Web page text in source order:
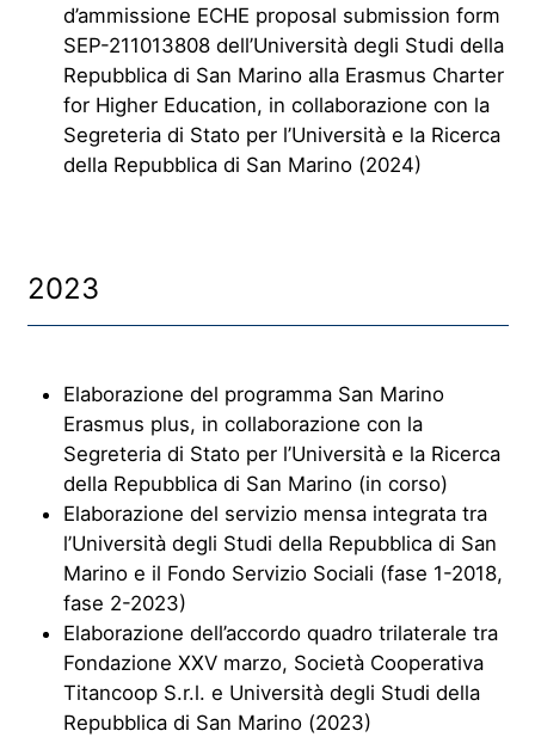
d’ammissione ECHE proposal submission form
SEP-211013808 dell’Università degli Studi della
Repubblica di San Marino alla Erasmus Charter
for Higher Education, in collaborazione con la
Segreteria di Stato per l’Università e la Ricerca
della Repubblica di San Marino (2024)
2023
Elaborazione del programma San Marino
Erasmus plus, in collaborazione con la
Segreteria di Stato per l’Università e la Ricerca
della Repubblica di San Marino (in corso)
Elaborazione del servizio mensa integrata tra
l’Università degli Studi della Repubblica di San
Marino e il Fondo Servizio Sociali (fase 1-2018,
fase 2-2023)
Elaborazione dell’accordo quadro trilaterale tra
Fondazione XXV marzo, Società Cooperativa
Titancoop S.r.l. e Università degli Studi della
Repubblica di San Marino (2023)